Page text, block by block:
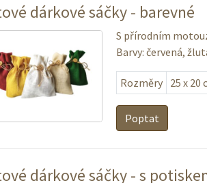
dárkové sáčky - barevné
S přírodním
Barvy: červená,
Rozměry 25 x 20
Poptat
dárkové sáčky - s